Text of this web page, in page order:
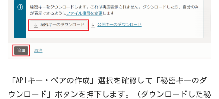
「APIキー・ペアの作成」選択を確認して「秘密キーのダ
ウンロード」ボタンを押下します。（ダウンロードした秘